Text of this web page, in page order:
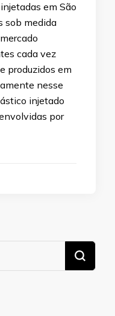
em São
sob medida
cada vez
produzidos em
nesse
injetado
por